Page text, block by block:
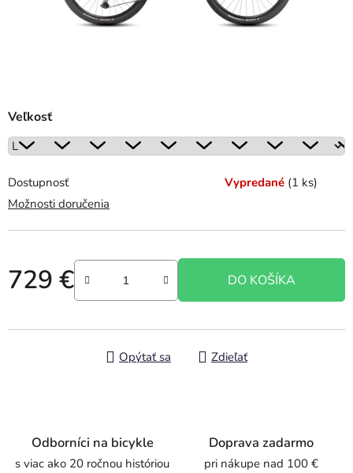
Veľkosť
Dostupnosť Vypredané (1 ks)
Možnosti doručenia
729 €
Jednotková cena:
DO KOŠÍKA
Opýtať sa Zdieľať
Odborníci na bicykle
s viac ako 20 ročnou históriou
Doprava zadarmo
pri nákupe nad 100 €